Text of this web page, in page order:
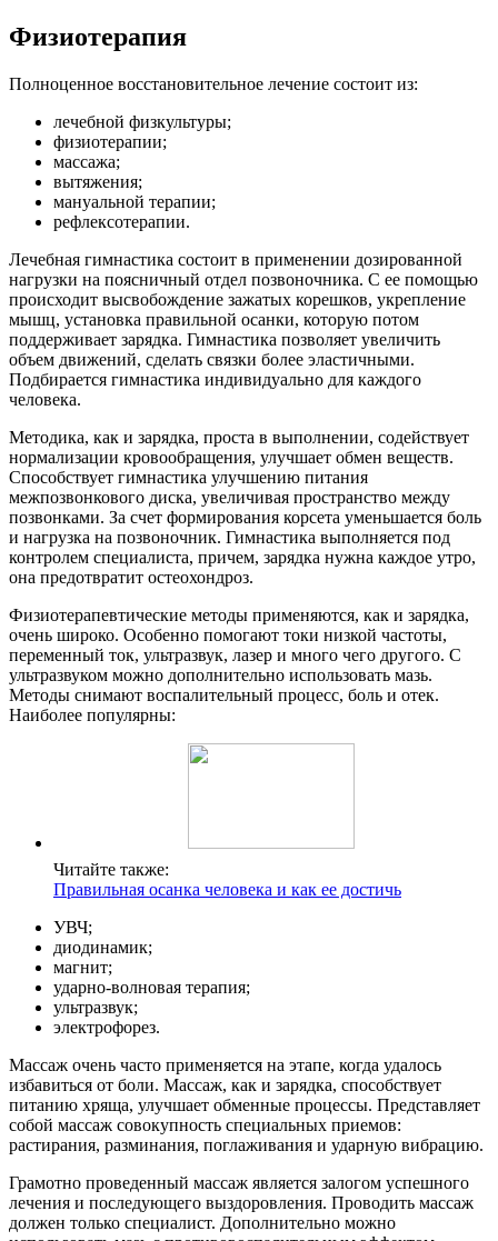
Физиотерапия
Полноценное восстановительное лечение состоит из:
лечебной физкультуры;
физиотерапии;
массажа;
вытяжения;
мануальной терапии;
рефлексотерапии.
Лечебная гимнастика состоит в применении дозированной
нагрузки на поясничный отдел позвоночника. С ее помощью
происходит высвобождение зажатых корешков, укрепление
мышц, установка правильной осанки, которую потом
поддерживает зарядка. Гимнастика позволяет увеличить
объем движений, сделать связки более эластичными.
Подбирается гимнастика индивидуально для каждого
человека.
Методика, как и зарядка, проста в выполнении, содействует
нормализации кровообращения, улучшает обмен веществ.
Способствует гимнастика улучшению питания
межпозвонкового диска, увеличивая пространство между
позвонками. За счет формирования корсета уменьшается боль
и нагрузка на позвоночник. Гимнастика выполняется под
контролем специалиста, причем, зарядка нужна каждое утро,
она предотвратит остеохондроз.
Физиотерапевтические методы применяются, как и зарядка,
очень широко. Особенно помогают токи низкой частоты,
переменный ток, ультразвук, лазер и много чего другого. С
ультразвуком можно дополнительно использовать мазь.
Методы снимают воспалительный процесс, боль и отек.
Наиболее популярны:
Читайте также:
Правильная осанка человека и как ее достичь
УВЧ;
диодинамик;
магнит;
ударно-волновая терапия;
ультразвук;
электрофорез.
Массаж очень часто применяется на этапе, когда удалось
избавиться от боли. Массаж, как и зарядка, способствует
питанию хряща, улучшает обменные процессы. Представляет
собой массаж совокупность специальных приемов:
растирания, разминания, поглаживания и ударную вибрацию.
Грамотно проведенный массаж является залогом успешного
лечения и последующего выздоровления. Проводить массаж
должен только специалист. Дополнительно можно